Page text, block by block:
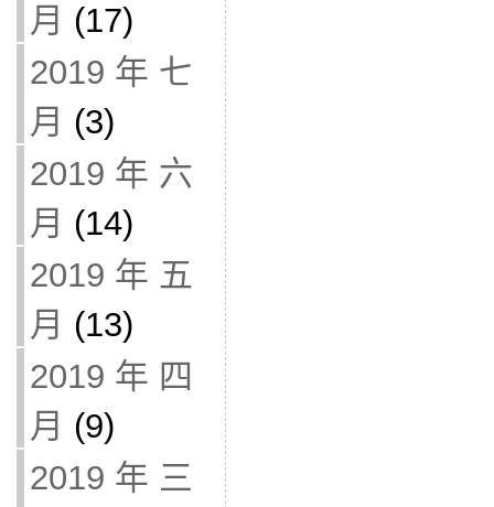
月 (17)
2019 年 七
月 (3)
2019 年 六
月 (14)
2019 年 五
月 (13)
2019 年 四
月 (9)
2019 年 三